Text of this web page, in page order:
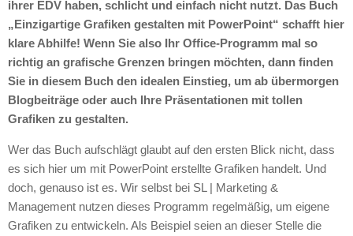
ihrer EDV haben, schlicht und einfach nicht nutzt. Das Buch
„Einzigartige Grafiken gestalten mit PowerPoint“ schafft hier
klare Abhilfe! Wenn Sie also Ihr Office-Programm mal so
richtig an grafische Grenzen bringen möchten, dann finden
Sie in diesem Buch den idealen Einstieg, um ab übermorgen
Blogbeiträge oder auch Ihre Präsentationen mit tollen
Grafiken zu gestalten.
Wer das Buch aufschlägt glaubt auf den ersten Blick nicht, dass
es sich hier um mit PowerPoint erstellte Grafiken handelt. Und
doch, genauso ist es. Wir selbst bei SL | Marketing &
Management nutzen dieses Programm regelmäßig, um eigene
Grafiken zu entwickeln. Als Beispiel seien an dieser Stelle die